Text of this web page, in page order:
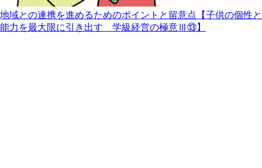
地域との連携を進めるためのポイントと留意点【子供の個性と
能力を最大限に引き出す 学級経営の極意Ⅲ⑬】